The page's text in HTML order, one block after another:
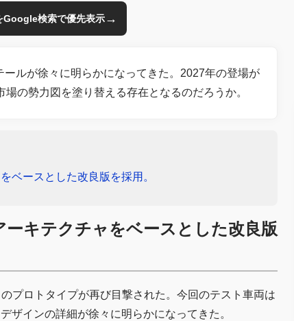
検索で優先表示→
ルが徐々に明らかになってきた。2027年の登場が
の勢力図を塗り替える存在となるのだろうか。
ベースとした改良版を採用。
キテクチャをベースとした改良版
プロトタイプが再び目撃された。今回のテスト車両は
ザインの詳細が徐々に明らかになってきた。